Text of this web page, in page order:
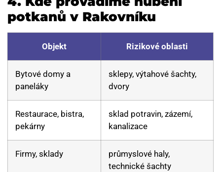
potkanů v Rakovníku
Objekt Rizikové oblasti
Bytové domy a
paneláky
sklepy, výtahové šachty,
dvory
Restaurace, bistra,
pekárny
sklad potravin, zázemí,
kanalizace
Firmy, sklady
průmyslové haly,
technické šachty